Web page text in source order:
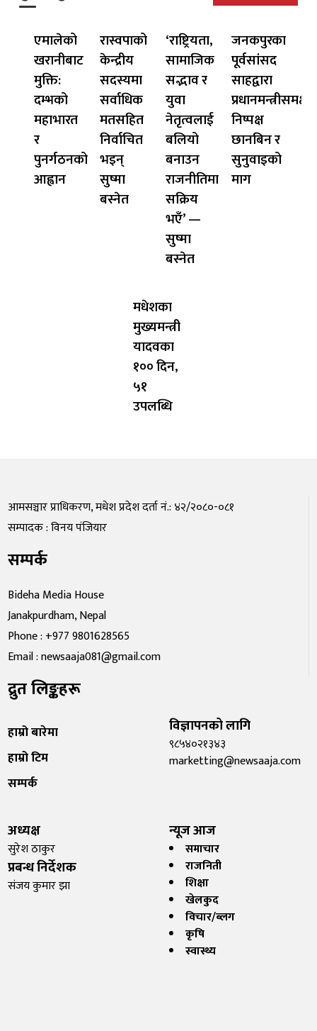
एमालेको
खरानीबाट
मुक्ति:
दम्भको
महाभारत
र
पुनर्गठनको
आह्वान
रास्वपाको
केन्द्रीय
सदस्यमा
सर्वाधिक
मतसहित
निर्वाचित
भइन्
सुष्मा
बस्नेत
‘राष्ट्रियता,
सामाजिक
सद्भाव र
युवा
नेतृत्वलाई
बलियो
बनाउन
राजनीतिमा
सक्रिय
भएँ’ —
सुष्मा
बस्नेत
जनकपुरका
पूर्वसांसद
साहद्वारा
प्रधानमन्त्रीसमक्ष
निष्पक्ष
छानबिन र
सुनुवाइको
माग
मधेशका
मुख्यमन्त्री
यादवका
१०० दिन,
५१
उपलब्धि
आमसञ्चार प्राधिकरण, मधेश प्रदेश दर्ता नं.: ४२/२०८०-०८१
सम्पादक : विनय पंजियार
सम्पर्क
Bideha Media House
Janakpurdham, Nepal
Phone : +977 9801628565
Email : newsaaja081@gmail.com
द्रुत लिङ्कहरू
हाम्रो बारेमा
हाम्रो टिम
सम्पर्क
विज्ञापनको लागि
९८५४०२१३४३
marketting@newsaaja.com
अध्यक्ष
सुरेश ठाकुर
प्रबन्ध निर्देशक
संजय कुमार झा
न्यूज आज
समाचार
राजनिती
शिक्षा
खेलकुद
विचार/ब्लग
कृषि
स्वास्थ्य